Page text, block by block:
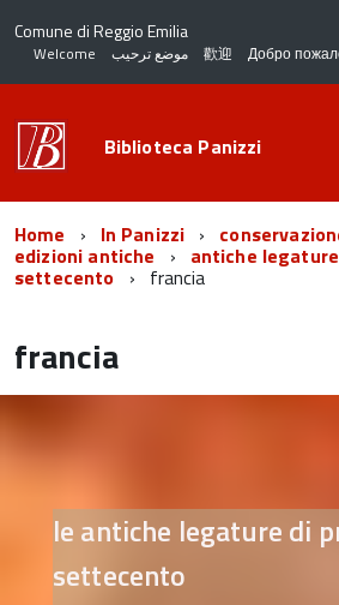
Comune di Reggio Emilia
Welcome موضع ترحيب 歡迎 Добро
Biblioteca Panizzi
Home In Panizzi
edizioni antiche antiche
settecento francia
francia
le antiche legature di
settecento